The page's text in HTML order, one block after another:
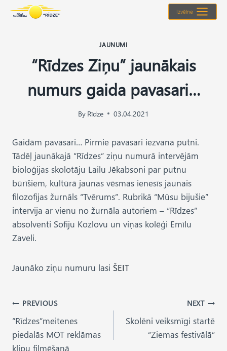
Izvēlne
JAUNUMI
“Rīdzes Ziņu” jaunākais
numurs gaida pavasari…
By Rīdze 03.04.2021
Gaidām pavasari… Pirmie pavasari iezvana putni.
Tādēļ jaunākajā “Rīdzes” ziņu numurā intervējām
bioloģijas skolotāju Lailu Jēkabsoni par putnu
būrīšiem, kultūrā jaunas vēsmas ienesīs jaunais
filozofijas žurnāls “Tvērums”. Rubrikā “Mūsu bijušie”
intervija ar vienu no žurnāla autoriem – “Rīdzes”
absolventi Sofiju Kozlovu un viņas kolēģi Emīlu
Zaveli.
Jaunāko ziņu numuru lasi ŠEIT
Post
navigation
PREVIOUS
“Rīdzes”meitenes
piedalās MOT reklāmas
klipu filmēšanā
NEXT
Skolēni veiksmīgi startē
“Ziemas festivālā”